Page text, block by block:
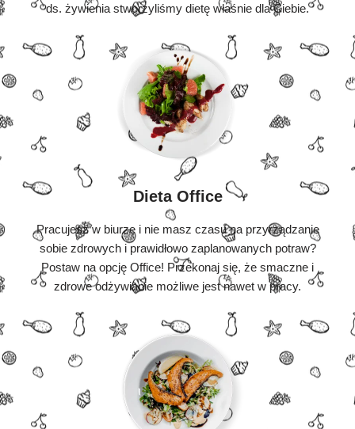
ds. żywienia stworzyliśmy dietę właśnie dla Ciebie.
Dieta Office
Pracujesz w biurze i nie masz czasu na przyrządzanie
sobie zdrowych i prawidłowo zaplanowanych potraw?
Postaw na opcję Office! Przekonaj się, że smaczne i
zdrowe odżywianie możliwe jest nawet w pracy.